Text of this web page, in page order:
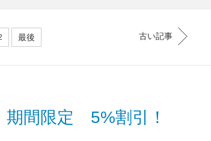
最後 古い記事
期間限定 5%割引！